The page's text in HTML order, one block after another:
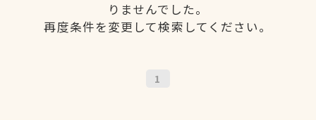
りませんでした。
再度条件を変更して検索してください。
1